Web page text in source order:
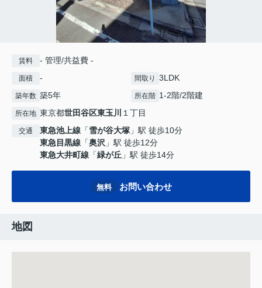
賃料 - 管理/共益費 -
面積 - 間取り 3LDK
築年数 築5年 所在階 1-2階/2階建
所在地 東京都世田谷区東玉川 １丁目
交通 東急池上線 「雪が谷大塚 」駅 徒歩10分
東急目黒線 「奥沢 」駅 徒歩12分
東急大井町線 「緑が丘 」駅 徒歩14分
無料 お問い合わせ
地図